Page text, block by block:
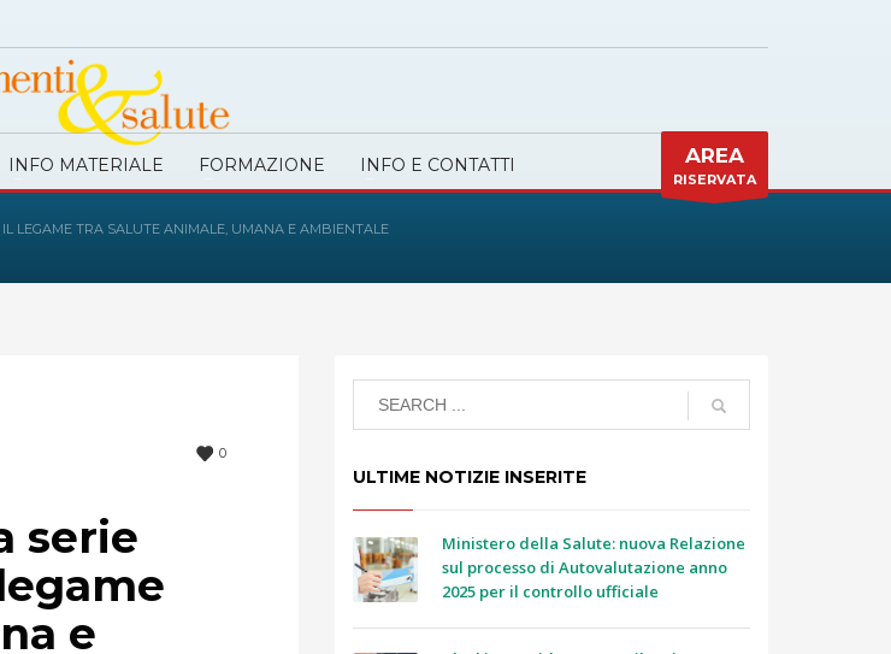
INFO MATERIALE FORMAZIONE INFO E CONTATTI AREA
RISERVATA
LEGAME TRA SALUTE ANIMALE, UMANA E AMBIENTALE
0
serie
e
ULTIME NOTIZIE INSERITE
Ministero della Salute: nuova Relazione
sul processo di Autovalutazione anno
2025 per il controllo ufficiale